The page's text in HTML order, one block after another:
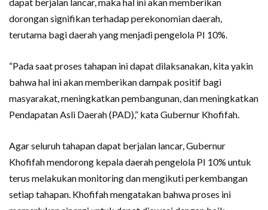
dorongan signifikan terhadap perekonomian daerah,
terutama bagi daerah yang menjadi pengelola PI 10%.
“Pada saat proses tahapan ini dapat dilaksanakan, kita yakin
bahwa hal ini akan memberikan dampak positif bagi
masyarakat, meningkatkan pembangunan, dan meningkatkan
Pendapatan Asli Daerah (PAD),” kata Gubernur Khofifah.
Agar seluruh tahapan dapat berjalan lancar, Gubernur
Khofifah mendorong kepala daerah pengelola PI 10% untuk
terus melakukan monitoring dan mengikuti perkembangan
setiap tahapan. Khofifah mengatakan bahwa proses ini